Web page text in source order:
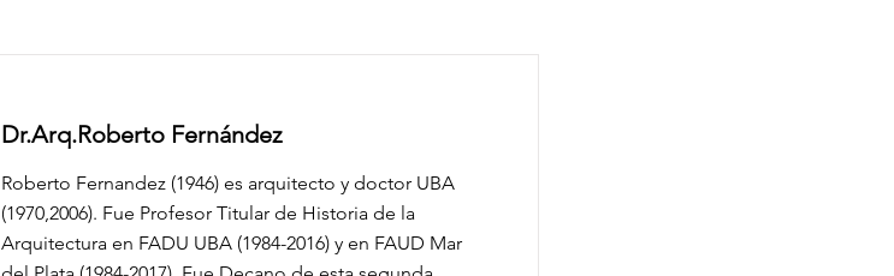
Dr.Arq.Roberto Fernández
Roberto Fernandez (1946) es arquitecto y doctor UBA
(1970,2006). Fue Profesor Titular de Historia de la
Arquitectura en FADU UBA (1984-2016) y en FAUD Mar